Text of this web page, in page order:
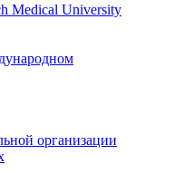
Medical University
организации